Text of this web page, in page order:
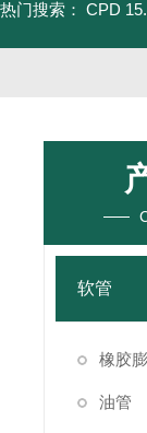
热门搜索： CPD
软管
橡胶
油管